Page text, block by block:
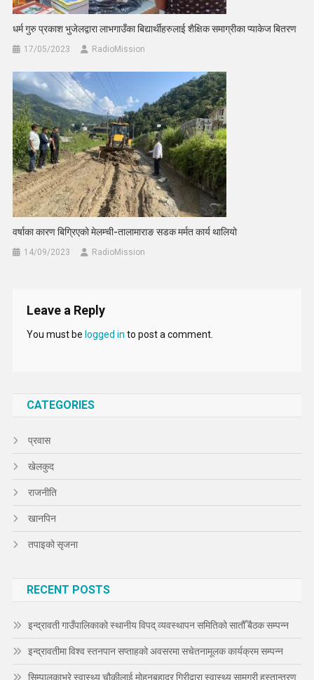
धर्म गुरु प्रकाश भुजेलद्वारा लाभगाउँका बिद्यार्थीहरुलाई शैक्षिक समाग्रीका प्याकेज बितरण
17/05/2023 RadioMission
वर्षाका कारण बिग्रिएको मेलम्ची-तालामाराङ सडक मर्मत कार्य थालियो
14/09/2023 RadioMission
Leave a Reply
You must be logged in to post a comment.
CATEGORIES
प्रवास
खेलकुद
राजनीति
खानपिन
तपाइको सृजना
RECENT POSTS
इन्द्रावती गाउँपालिकाको स्थानीय विपद् व्यवस्थापन समितिको सातौँ बैठक सम्पन्न
इन्द्रावतीमा विश्व स्तनपान सप्ताहको अवसरमा सचेतनामूलक कार्यक्रम सम्पन्न
सिम्पालकाभ्रे स्वास्थ्य चौकीलाई मोहनबहादुर गिरीद्वारा स्वास्थ्य सामग्री हस्तान्तरण